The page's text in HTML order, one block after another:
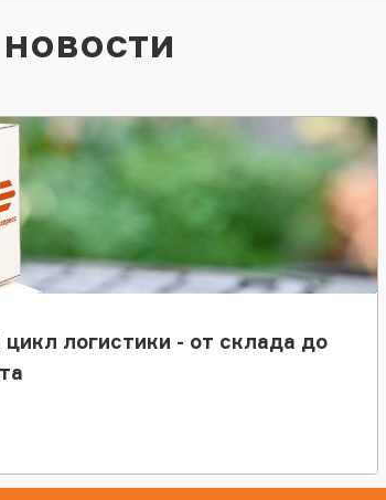
логистики - от склада до